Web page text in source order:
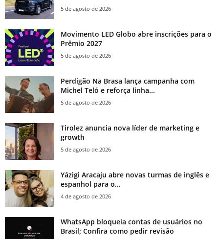
5 de agosto de 2026
Movimento LED Globo abre inscrições para o
Prêmio 2027
5 de agosto de 2026
Perdigão Na Brasa lança campanha com
Michel Teló e reforça linha...
5 de agosto de 2026
Tirolez anuncia nova líder de marketing e
growth
5 de agosto de 2026
Yázigi Aracaju abre novas turmas de inglês e
espanhol para o...
4 de agosto de 2026
WhatsApp bloqueia contas de usuários no
Brasil; Confira como pedir revisão